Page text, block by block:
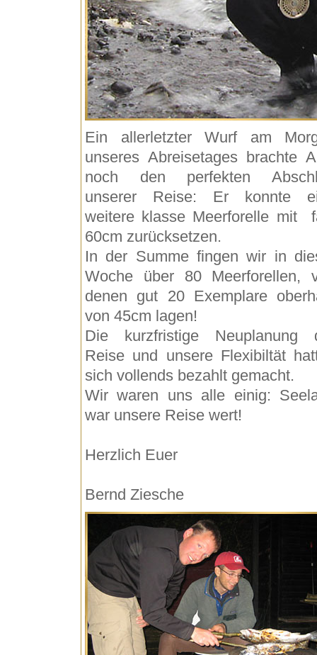
Ein allerletzter Wurf am
unseres Abreisetages brachte
noch den perfekten
unserer Reise: Er konnte
weitere klasse Meerforelle mit
60cm zurücksetzen.
In der Summe fingen wir in
Woche über 80 Meerforellen,
denen gut 20 Exemplare
von 45cm lagen!
Die kurzfristige Neuplanung
Reise und unsere Flexibiltät
sich vollends bezahlt gemacht.
Wir waren uns alle einig:
war unsere Reise wert!
Herzlich Euer
Bernd Ziesche